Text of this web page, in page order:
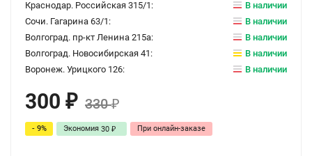
Краснодар. Российская 315/1:
В наличии
Сочи. Гагарина 63/1:
В наличии
Волгоград. пр-кт Ленина 215а:
В наличии
Волгоград. Новосибирская 41:
В наличии
Воронеж. Урицкого 126:
В наличии
300 ₽ 330₽
- 9% Экономия 30 ₽ При онлайн-заказе